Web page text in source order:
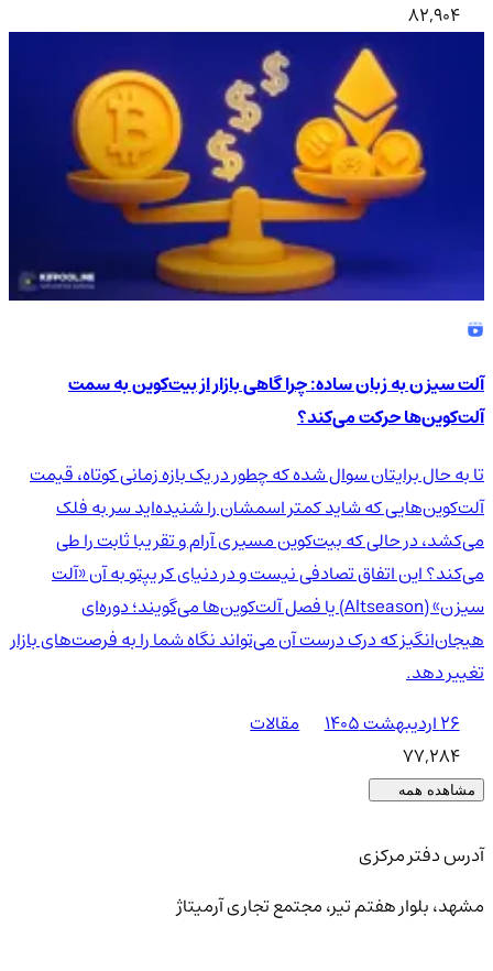
82,904
آلت سیزن به زبان ساده: چرا گاهی بازار از بیت‌کوین به سمت
آلت‌کوین‌ها حرکت می‌کند؟
تا به حال برایتان سوال شده که چطور در یک بازه زمانی کوتاه، قیمت
آلت‌کوین‌هایی که شاید کمتر اسمشان را شنیده‌اید سر به فلک
می‌کشد، در حالی که بیت‌کوین مسیری آرام و تقریبا ثابت را طی
می‌کند؟ این اتفاق تصادفی نیست و در دنیای کریپتو به آن «آلت
سیزن» (Altseason) یا فصل آلت‌کوین‌ها می‌گویند؛ دوره‌ای
هیجان‌انگیز که درک درست آن می‌تواند نگاه شما را به فرصت‌های بازار
تغییر دهد.
۲۶ اردیبهشت ۱۴۰۵
مقالات
77,284
مشاهده همه
آدرس دفتر مرکزی
مشهد، بلوار هفتم تیر، مجتمع تجاری آرمیتاژ